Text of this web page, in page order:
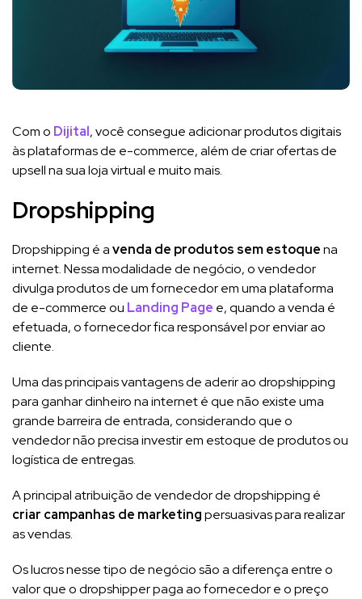
Com o Dijital, você consegue adicionar produtos digitais
às plataformas de e-commerce, além de criar ofertas de
upsell na sua loja virtual e muito mais.
Dropshipping
Dropshipping é avenda de produtos sem estoquena
internet. Nessa modalidade de negócio, o vendedor
divulga produtos de um fornecedor em uma plataforma
de e-commerce ou Landing Page e, quando a venda é
efetuada, o fornecedor fica responsável por enviar ao
cliente.
Uma das principais vantagens de aderir ao dropshipping
para ganhar dinheiro na internet é que não existe uma
grande barreira de entrada, considerando que o
vendedor não precisa investir em estoque de produtos ou
logística de entregas.
A principal atribuição de vendedor de dropshipping é
criar campanhas de marketingpersuasivas para realizar
as vendas.
Os lucros nesse tipo de negócio são a diferença entre o
valor que o dropshipper paga ao fornecedor e o preço